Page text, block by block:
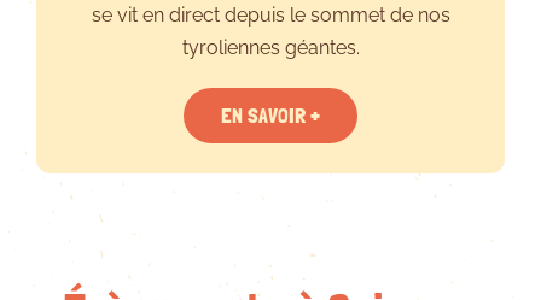
se vit en direct depuis le sommet de nos
tyroliennes géantes.
EN SAVOIR +